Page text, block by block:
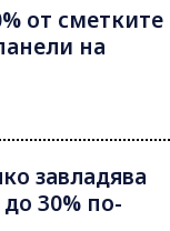
от сметките
на
завладява
30% по-